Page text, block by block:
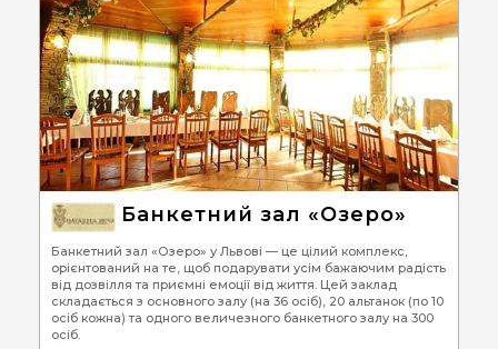
Банкетний зал «Озеро»
Банкетний зал «Озеро» у Львові — це цілий комплекс,
орієнтований на те, щоб подарувати усім бажаючим радість
від дозвілля та приємні емоції від життя. Цей заклад
складається з основного залу (на 36 осіб), 20 альтанок (по 10
осіб кожна) та одного величезного банкетного залу на 300
осіб.